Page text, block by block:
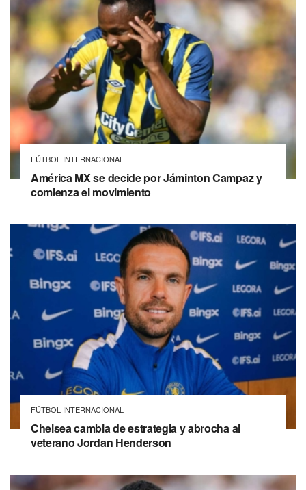
FÚTBOL INTERNACIONAL
América MX se decide por Jáminton Campaz y
comienza el movimiento
FÚTBOL INTERNACIONAL
Chelsea cambia de estrategia y abrocha al
veterano Jordan Henderson